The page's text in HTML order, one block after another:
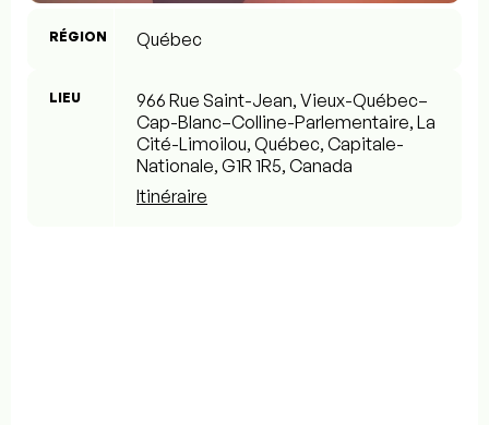
RÉGION Québec
LIEU
966 Rue Saint-Jean, Vieux-Québec–
Cap-Blanc–Colline-Parlementaire, La
Cité-Limoilou, Québec, Capitale-
Nationale, G1R 1R5, Canada
Itinéraire